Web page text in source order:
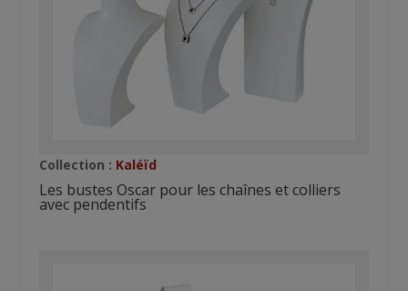
Collection : Kaléïd
Les bustes Oscar pour les chaînes et colliers
avec pendentifs